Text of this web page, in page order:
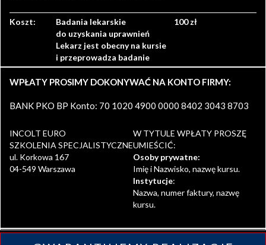
Koszt:
Badania lekarskie
do uzyskania uprawnień
Lekarz jest obecny na kursie
i przeprowadza badanie
100 zł
WPŁATY PROSIMY DOKONYWAĆ NA KONTO FIRMY:
BANK PKO BP Konto: 70 1020 4900 0000 8402 3043 8703
INCOLT EURO
SZKOLENIA SPECJALISTYCZNE
ul. Korkowa 167
04-549 Warszawa
W TYTULE WPŁATY PROSZĘ
UMIEŚCIĆ:
Osoby prywatne:
Imię i Nazwisko, nazwę kursu.
Instytucje:
Nazwa, numer faktury, nazwę
kursu.